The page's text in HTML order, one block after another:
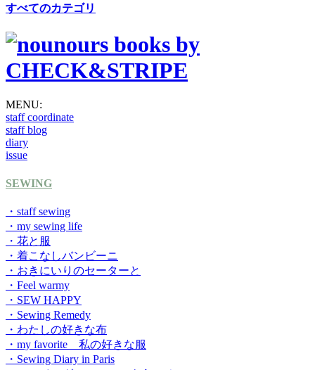
すべてのカテゴリ
MENU:
staff coordinate
staff blog
diary
issue
SEWING
・staff sewing
・my sewing life
・花と服
・着こなしバンビーニ
・おきにいりのセーターと
・Feel warmy
・SEW HAPPY
・Sewing Remedy
・わたしの好きな布
・my favorite 私の好きな服
・Sewing Diary in Paris